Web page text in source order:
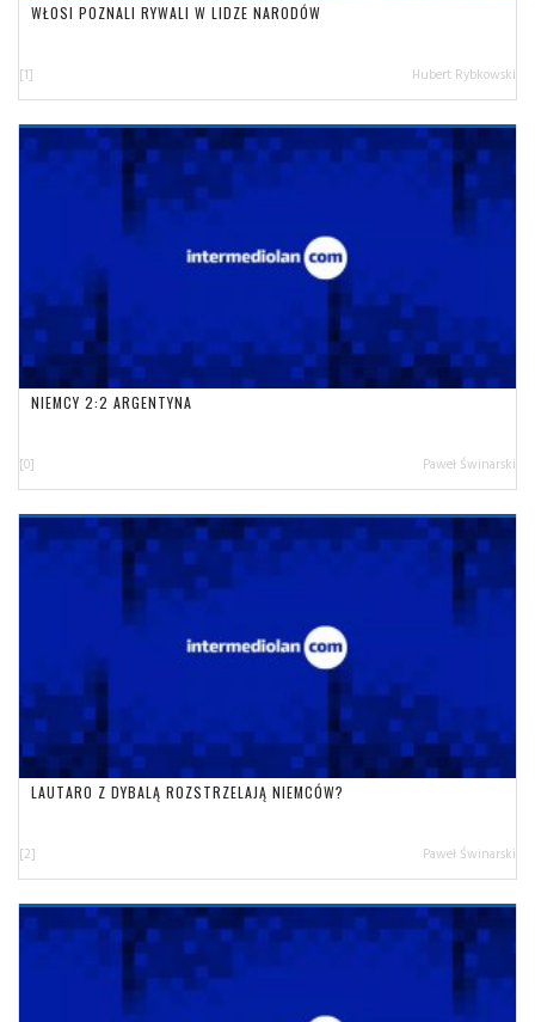
WŁOSI POZNALI RYWALI W LIDZE NARODÓW
[1] Hubert Rybkowski
NIEMCY 2:2 ARGENTYNA
[0] Paweł Świnarski
LAUTARO Z DYBALĄ ROZSTRZELAJĄ NIEMCÓW?
[2] Paweł Świnarski